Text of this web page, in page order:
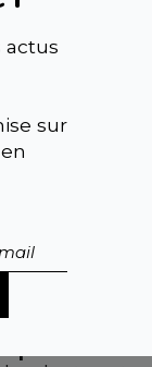
actus
sur
de
à votre